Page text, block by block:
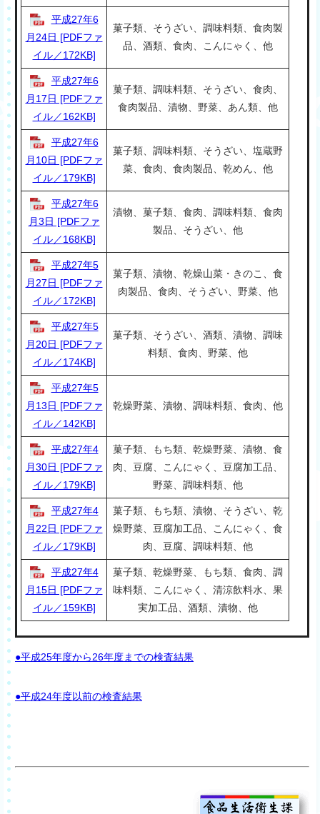
平成27年6
月24日 [PDFファ
イル／172KB]
菓子類、そうざい、調味料類、食肉製
品、酒類、食肉、こんにゃく、他
平成27年6
月17日 [PDFファ
イル／162KB]
菓子類、調味料類、そうざい、食肉、
食肉製品、漬物、野菜、あん類、他
平成27年6
月10日 [PDFファ
イル／179KB]
菓子類、調味料類、そうざい、塩蔵野
菜、食肉、食肉製品、乾めん、他
平成27年6
月3日 [PDFファ
イル／168KB]
漬物、菓子類、食肉、調味料類、食肉
製品、そうざい、他
平成27年5
月27日 [PDFファ
イル／172KB]
菓子類、漬物、乾燥山菜・きのこ、食
肉製品、食肉、そうざい、野菜、他
平成27年5
月20日 [PDFファ
イル／174KB]
菓子類、そうざい、酒類、漬物、調味
料類、食肉、野菜、他
平成27年5
月13日 [PDFファ
イル／142KB]
乾燥野菜、漬物、調味料類、食肉、他
平成27年4
月30日 [PDFファ
イル／179KB]
菓子類、もち類、乾燥野菜、漬物、食
肉、豆腐、こんにゃく、豆腐加工品、
野菜、調味料類、他
平成27年4
月22日 [PDFファ
イル／179KB]
菓子類、もち類、漬物、そうざい、乾
燥野菜、豆腐加工品、こんにゃく、食
肉、豆腐、調味料類、他
平成27年4
月15日 [PDFファ
イル／159KB]
菓子類、乾燥野菜、もち類、食肉、調
味料類、こんにゃく、清涼飲料水、果
実加工品、酒類、漬物、他
●平成25年度から26年度までの検査結果
●平成24年度以前の検査結果